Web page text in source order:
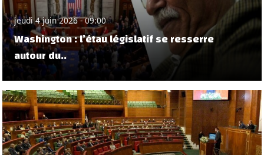
jeudi 4 juin 2026 - 09:00
Washington : l’étau législatif se resserre
autour du..